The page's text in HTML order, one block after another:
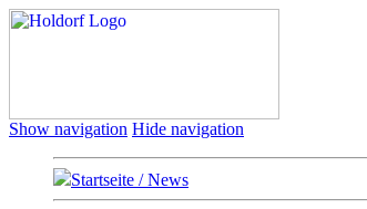
Show navigation Hide navigation
Startseite / News